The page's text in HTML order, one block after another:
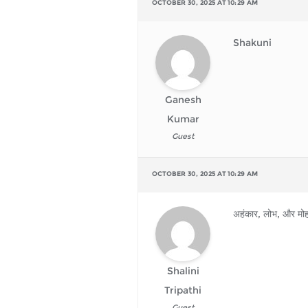
OCTOBER 30, 2025 AT 10:29 AM
Ganesh
Kumar
Guest
Shakuni
OCTOBER 30, 2025 AT 10:29 AM
Shalini
Tripathi
अहंकार, लोभ, और